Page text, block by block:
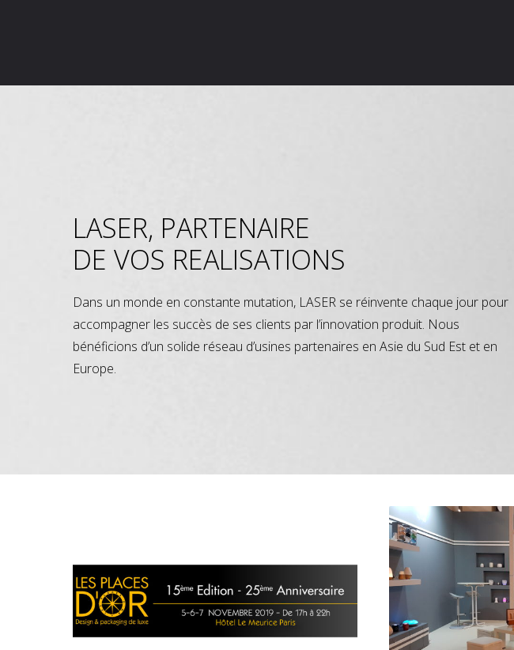
LASER, PARTENAIRE
DE VOS REALISATIONS
Dans un monde en constante mutation, LASER se réinvente chaque jour pour
accompagner les succès de ses clients par l’innovation produit. Nous
bénéficions d’un solide réseau d’usines partenaires en Asie du Sud Est et en
Europe.